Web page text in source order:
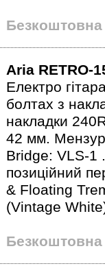
Безкоштовна
Aria RETRO-
Електро
болтах з
накладки
42 мм.
Bridge: VLS-1
позиційний
& Floating
(Vintage
Безкоштовна